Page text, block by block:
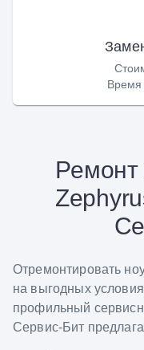
Время
Ремонт
Отремонтировать
на выгодных
профильный
Сервис-Бит